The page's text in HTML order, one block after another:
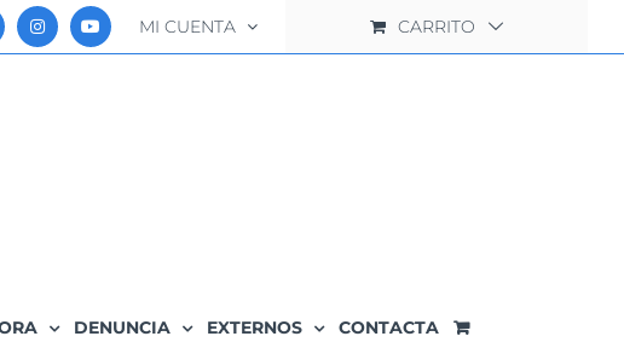
MI CUENTA CARRITO
DENUNCIA EXTERNOS CONTACTA